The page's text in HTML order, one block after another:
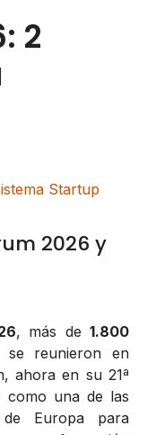
2
Startup
2026 y
, más de 1.800
se reunieron en
ahora en su 21ª
como una de las
de Europa para